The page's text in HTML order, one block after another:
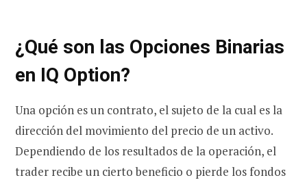
¿Qué son las Opciones Binarias
en IQ Option?
Una opción es un contrato, el sujeto de la cual es la
dirección del movimiento del precio de un activo.
Dependiendo de los resultados de la operación, el
trader recibe un cierto beneficio o pierde los fondos